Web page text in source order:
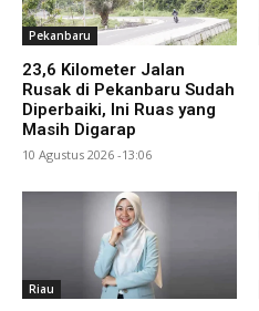
Pekanbaru
23,6 Kilometer Jalan
Rusak di Pekanbaru Sudah
Diperbaiki, Ini Ruas yang
Masih Digarap
10 Agustus 2026 -13:06
Riau